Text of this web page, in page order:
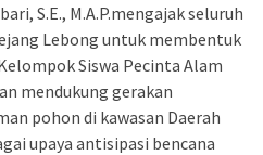
S.E., M.A.P.mengajak seluruh
Lebong untuk membentuk
Siswa Pecinta Alam
mendukung gerakan
pohon di kawasan Daerah
upaya antisipasi bencana